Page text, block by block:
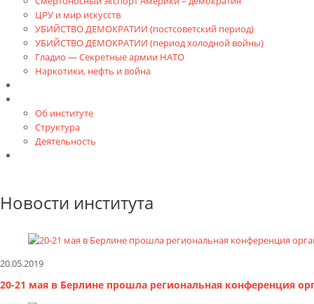
ЦРУ и мир искусств
УБИЙСТВО ДЕМОКРАТИИ (постсоветский период)
УБИЙСТВО ДЕМОКРАТИИ (период холодной войны)
Гладио — Секретные армии НАТО
Наркотики, нефть и война
Об институте
Структура
Деятельность
Новости института
20.05.2019
20-21 мая в Берлине прошла региональная конференция